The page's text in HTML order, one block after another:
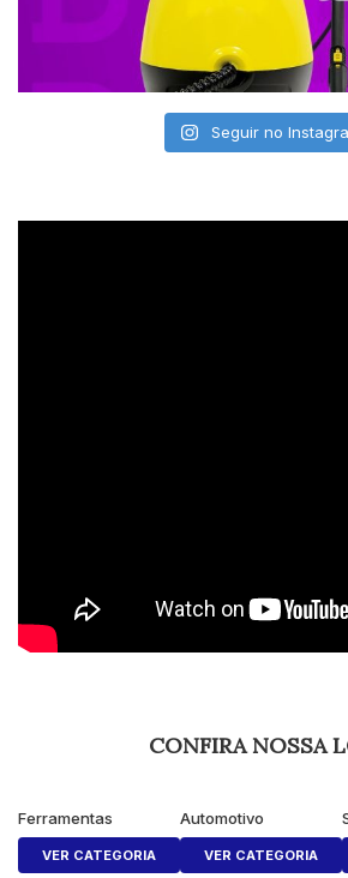
Seguir no
CONFIRA NOSSA
Ferramentas
VER CATEGORIA
Automotivo
VER CATEGORIA